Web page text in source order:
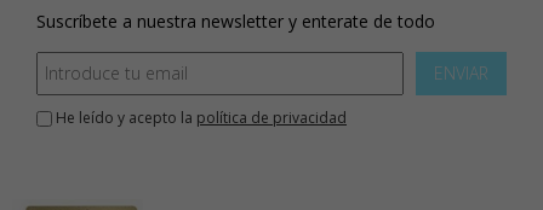
Suscríbete a nuestra newsletter y enterate de todo
ENVIAR
He leído y acepto la política de privacidad